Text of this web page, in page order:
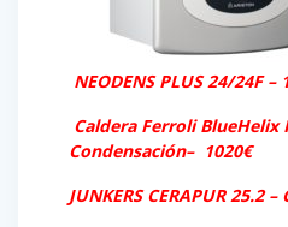
NEODENS PLUS 24/24F –
Caldera Ferroli BlueHelix
Condensación– 1020€
JUNKERS CERAPUR 25.2